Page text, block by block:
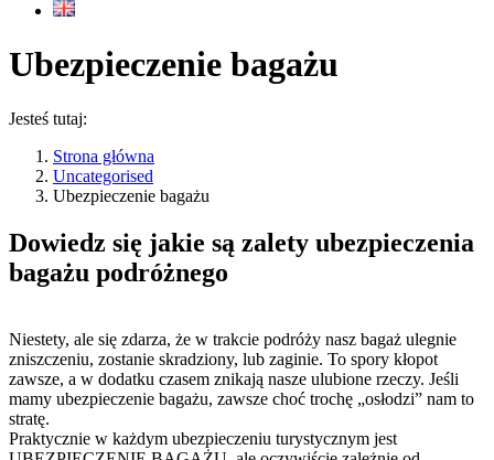
Ubezpieczenie bagażu
Jesteś tutaj:
Strona główna
Uncategorised
Ubezpieczenie bagażu
Dowiedz się jakie są zalety ubezpieczenia
bagażu podróżnego
Niestety, ale się zdarza, że w trakcie podróży nasz bagaż ulegnie
zniszczeniu, zostanie skradziony, lub zaginie. To spory kłopot
zawsze, a w dodatku czasem znikają nasze ulubione rzeczy. Jeśli
mamy ubezpieczenie bagażu, zawsze choć trochę „osłodzi” nam to
stratę.
Praktycznie w każdym ubezpieczeniu turystycznym jest